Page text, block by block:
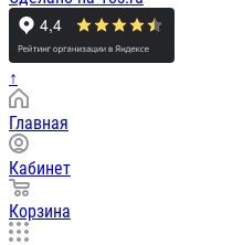
↑
Главная
Кабинет
Корзина